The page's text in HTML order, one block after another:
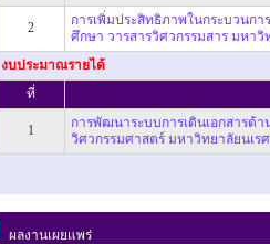
2
การเพิ่มประสิทธิภาพในกระบวน
ศึกษา วารสารวิศวกรรมสาร มหาวิ
งบประมาณรายได้
ที่
1
การพัฒนาระบบการเดินเอกสาร
วิศวกรรมศาสตร์ มหาวิทยาลัยนเร
ผลงานเผยแพร่